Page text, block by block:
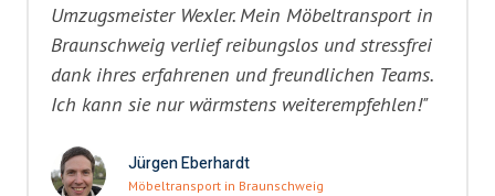
Umzugsmeister Wexler. Mein Möbeltransport in
Braunschweig verlief reibungslos und stressfrei
dank ihres erfahrenen und freundlichen Teams.
Ich kann sie nur wärmstens weiterempfehlen!"
Jürgen Eberhardt
Möbeltransport in Braunschweig